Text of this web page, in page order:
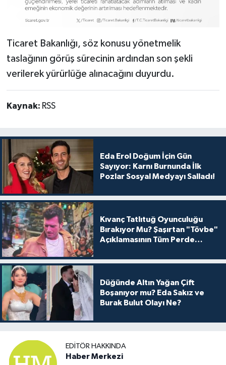
Ticaret Bakanlığı, söz konusu yönetmelik
taslağının görüş sürecinin ardından son şekli
verilerek yürürlüğe alınacağını duyurdu.
Kaynak: RSS
Eda Erol Doğum İçin Gün
Sayıyor: Karnı Burnunda İlk
Pozlar Sosyal Medyayı Salladı!
Kıvanç Tatlıtuğ Oyunculuğu
Bırakıyor Mu? Şaşırtan "Tövbe"
Açıklamasının Tüm Perde
Düğünde Altın Yağan Çift
Boşanıyor mu? Eda Sakız ve
Burak Bulut Olayı Ne?
EDITÖR HAKKINDA
Haber Merkezi